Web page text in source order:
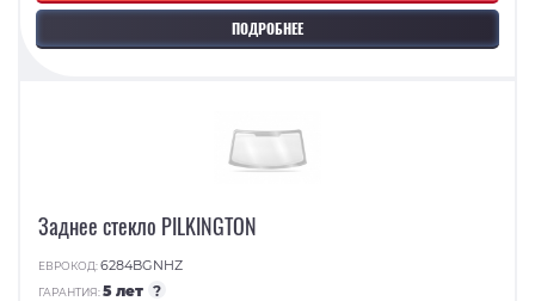
ПОДРОБНЕЕ
Заднее стекло PILKINGTON
ЕВРОКОД:6284BGNHZ
ГАРАНТИЯ:5 лет ?